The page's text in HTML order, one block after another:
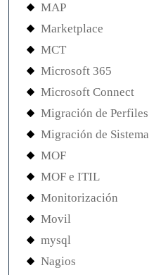
MAP
Marketplace
MCT
Microsoft 365
Microsoft Connect
Migración de Perfiles
Migración de Sistema
MOF
MOF e ITIL
Monitorización
Movil
mysql
Nagios